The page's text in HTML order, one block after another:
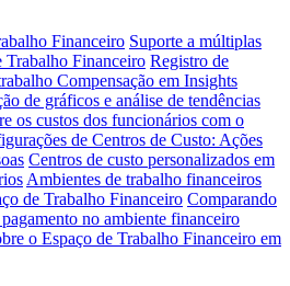
Financeiro Suporte a múltiplas
Trabalho Financeiro Registro de
Compensação em Insights
de gráficos e análise de tendências
os custos dos funcionários com o
de Centros de Custo: Ações
Centros de custo personalizados em
Ambientes de trabalho financeiros
de Trabalho Financeiro Comparando
no ambiente financeiro
o Espaço de Trabalho Financeiro em